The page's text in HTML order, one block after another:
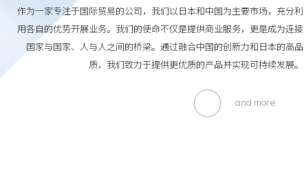
作为一家专注于国际贸易的公司，我们以日本和中国为主要市场，充分利
用各自的优势开展业务。我们的使命不仅是提供商业服务，更是成为连接
国家与国家、人与人之间的桥梁。通过融合中国的创新力和日本的高品
质，我们致力于提供更优质的产品并实现可持续发展。
and more